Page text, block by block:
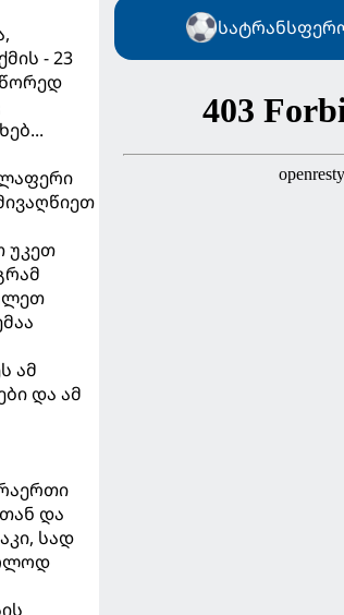
- 23
უკეთ
ამ
და ამ
და
სად